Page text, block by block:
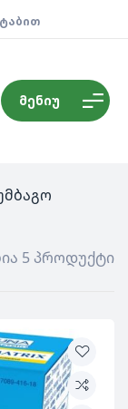
მენიუ
5 პროდუქტი